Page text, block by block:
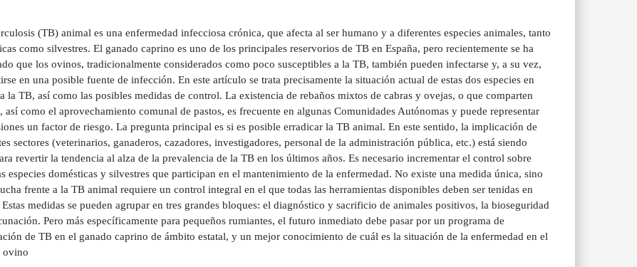
(TB) animal es una enfermedad infecciosa crónica, que afecta al ser humano y a diferentes especies animales, tanto
como silvestres. El ganado caprino es uno de los principales reservorios de TB en España, pero recientemente se ha
que los ovinos, tradicionalmente considerados como poco susceptibles a la TB, también pueden infectarse y, a su vez,
en una posible fuente de infección. En este artículo se trata precisamente la situación actual de estas dos especies en
la TB, así como las posibles medidas de control. La existencia de rebaños mixtos de cabras y ovejas, o que comparten
así como el aprovechamiento comunal de pastos, es frecuente en algunas Comunidades Autónomas y puede representar
un factor de riesgo. La pregunta principal es si es posible erradicar la TB animal. En este sentido, la implicación de
sectores (veterinarios, ganaderos, cazadores, investigadores, personal de la administración pública, etc.) está siendo
revertir la tendencia al alza de la prevalencia de la TB en los últimos años. Es necesario incrementar el control sobre
especies domésticas y silvestres que participan en el mantenimiento de la enfermedad. No existe una medida única, sino
frente a la TB animal requiere un control integral en el que todas las herramientas disponibles deben ser tenidas en
Estas medidas se pueden agrupar en tres grandes bloques: el diagnóstico y sacrificio de animales positivos, la bioseguridad
Pero más específicamente para pequeños rumiantes, el futuro inmediato debe pasar por un programa de
de TB en el ganado caprino de ámbito estatal, y un mejor conocimiento de cuál es la situación de la enfermedad en el
ovino